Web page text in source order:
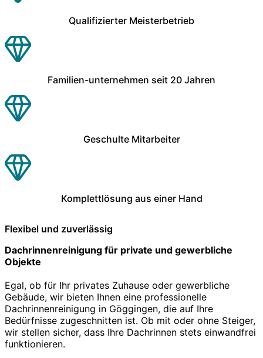
Qualifizierter Meisterbetrieb
Familien-unternehmen seit 20 Jahren
Geschulte Mitarbeiter
Komplettlösung aus einer Hand
Flexibel und zuverlässig
Dachrinnenreinigung für private und gewerbliche
Objekte
Egal, ob für Ihr privates Zuhause oder gewerbliche
Gebäude, wir bieten Ihnen eine professionelle
Dachrinnenreinigung in Göggingen, die auf Ihre
Bedürfnisse zugeschnitten ist. Ob mit oder ohne Steiger,
wir stellen sicher, dass Ihre Dachrinnen stets einwandfrei
funktionieren.